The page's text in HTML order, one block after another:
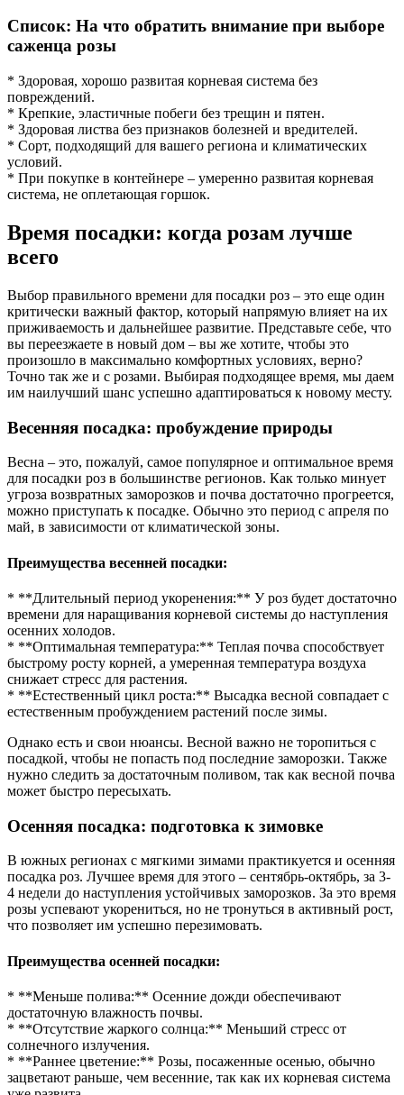
Список: На что обратить внимание при выборе
саженца розы
* Здоровая, хорошо развитая корневая система без
повреждений.
* Крепкие, эластичные побеги без трещин и пятен.
* Здоровая листва без признаков болезней и вредителей.
* Сорт, подходящий для вашего региона и климатических
условий.
* При покупке в контейнере – умеренно развитая корневая
система, не оплетающая горшок.
Время посадки: когда розам лучше
всего
Выбор правильного времени для посадки роз – это еще один
критически важный фактор, который напрямую влияет на их
приживаемость и дальнейшее развитие. Представьте себе, что
вы переезжаете в новый дом – вы же хотите, чтобы это
произошло в максимально комфортных условиях, верно?
Точно так же и с розами. Выбирая подходящее время, мы даем
им наилучший шанс успешно адаптироваться к новому месту.
Весенняя посадка: пробуждение природы
Весна – это, пожалуй, самое популярное и оптимальное время
для посадки роз в большинстве регионов. Как только минует
угроза возвратных заморозков и почва достаточно прогреется,
можно приступать к посадке. Обычно это период с апреля по
май, в зависимости от климатической зоны.
Преимущества весенней посадки:
* **Длительный период укоренения:** У роз будет достаточно
времени для наращивания корневой системы до наступления
осенних холодов.
* **Оптимальная температура:** Теплая почва способствует
быстрому росту корней, а умеренная температура воздуха
снижает стресс для растения.
* **Естественный цикл роста:** Высадка весной совпадает с
естественным пробуждением растений после зимы.
Однако есть и свои нюансы. Весной важно не торопиться с
посадкой, чтобы не попасть под последние заморозки. Также
нужно следить за достаточным поливом, так как весной почва
может быстро пересыхать.
Осенняя посадка: подготовка к зимовке
В южных регионах с мягкими зимами практикуется и осенняя
посадка роз. Лучшее время для этого – сентябрь-октябрь, за 3-
4 недели до наступления устойчивых заморозков. За это время
розы успевают укорениться, но не тронуться в активный рост,
что позволяет им успешно перезимовать.
Преимущества осенней посадки:
* **Меньше полива:** Осенние дожди обеспечивают
достаточную влажность почвы.
* **Отсутствие жаркого солнца:** Меньший стресс от
солнечного излучения.
* **Раннее цветение:** Розы, посаженные осенью, обычно
зацветают раньше, чем весенние, так как их корневая система